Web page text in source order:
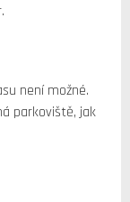
není možné.
parkoviště, jak